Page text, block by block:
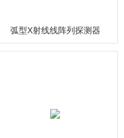
弧型X射线线阵列探测器